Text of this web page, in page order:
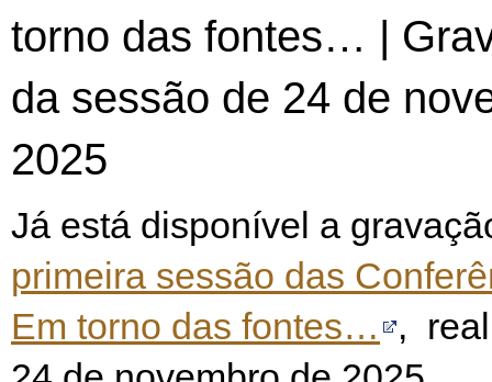
torno das fontes… |
da sessão de 24 de
2025
Já está disponível a
primeira sessão das
Em torno das fontes…
,